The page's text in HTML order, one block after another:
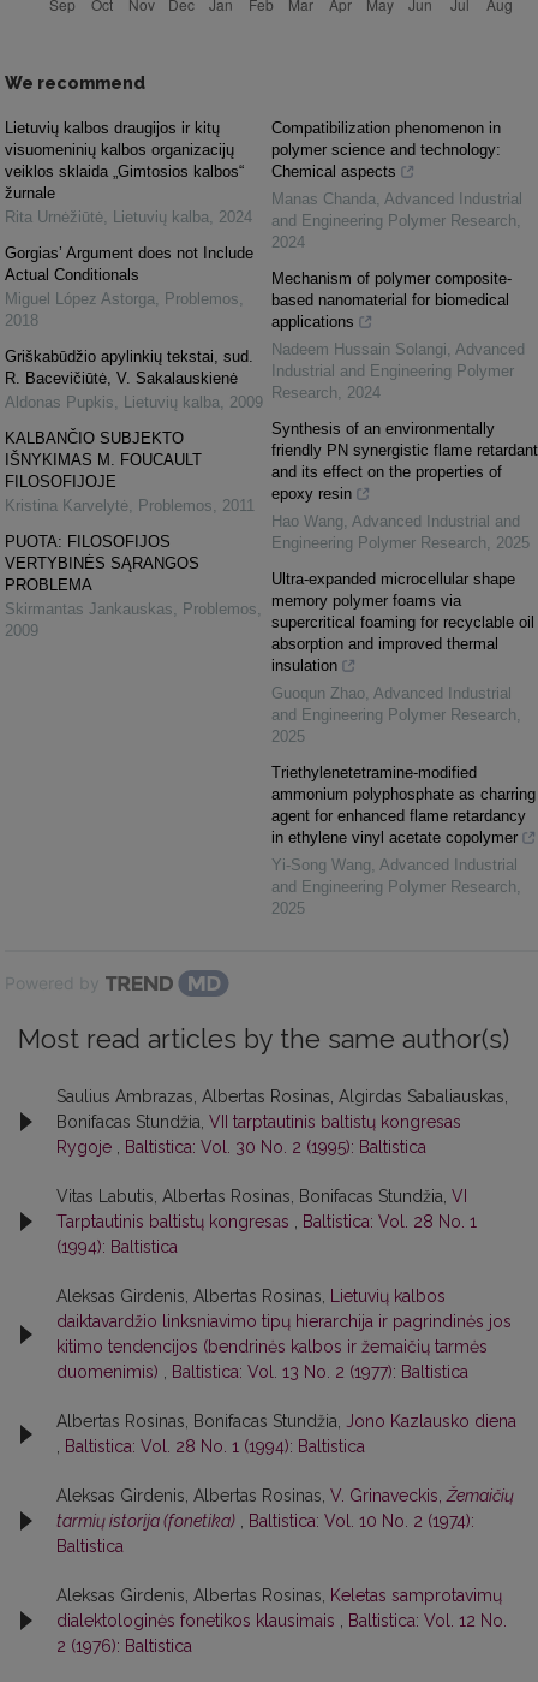
We recommend
Lietuvių kalbos draugijos ir kitų
visuomeninių kalbos organizacijų
veiklos sklaida „Gimtosios kalbos“
žurnale
Rita Urnėžiūtė
Lietuvių kalba
2024
Gorgias’ Argument does not Include
Actual Conditionals
Miguel López Astorga
Problemos
2018
Griškabūdžio apylinkių tekstai, sud.
R. Bacevičiūtė, V. Sakalauskienė
Aldonas Pupkis
Lietuvių kalba
2009
KALBANČIO SUBJEKTO
IŠNYKIMAS M. FOUCAULT
FILOSOFIJOJE
Kristina Karvelytė
Problemos
2011
PUOTA: FILOSOFIJOS
VERTYBINĖS SĄRANGOS
PROBLEMA
Skirmantas Jankauskas
Problemos
2009
Compatibilization phenomenon in
polymer science and technology:
Chemical aspects
Manas Chanda Advanced Industrial
and Engineering Polymer Research
2024
Mechanism of polymer composite-
based nanomaterial for biomedical
applications
Nadeem Hussain Solangi Advanced
Industrial and Engineering Polymer
Research
2024
Synthesis of an environmentally
friendly PN synergistic flame retardant
and its effect on the properties of
epoxy resin
Hao Wang Advanced Industrial and
Engineering Polymer Research
2025
Ultra-expanded microcellular shape
memory polymer foams via
supercritical foaming for recyclable oil
absorption and improved thermal
insulation
Guoqun Zhao Advanced Industrial
and Engineering Polymer Research
2025
Triethylenetetramine-modified
ammonium polyphosphate as charring
agent for enhanced flame retardancy
in ethylene vinyl acetate copolymer
Yi-Song Wang Advanced Industrial
and Engineering Polymer Research
2025
Powered by
Most read articles by the same author(s)
Saulius Ambrazas, Albertas Rosinas, Algirdas Sabaliauskas,
Bonifacas Stundžia, VII tarptautinis baltistų kongresas
Rygoje
Baltistica: Vol. 30 No. 2 (1995): Baltistica
Vitas Labutis, Albertas Rosinas, Bonifacas Stundžia, VI
Tarptautinis baltistų kongresas
Baltistica: Vol. 28 No. 1
(1994): Baltistica
Aleksas Girdenis, Albertas Rosinas,
Lietuvių kalbos
daiktavardžio linksniavimo tipų hierarchija ir pagrindinės jos
kitimo tendencijos (bendrinės kalbos ir žemaičių tarmės
duomenimis)
Baltistica: Vol. 13 No. 2 (1977): Baltistica
Albertas Rosinas, Bonifacas Stundžia,
Jono Kazlausko diena
Baltistica: Vol. 28 No. 1 (1994): Baltistica
Aleksas Girdenis, Albertas Rosinas, V. Grinaveckis, Žemaičių
tarmių istorija (fonetika)
Baltistica: Vol. 10 No. 2 (1974):
Baltistica
Aleksas Girdenis, Albertas Rosinas,
Keletas samprotavimų
dialektologinės fonetikos klausimais
Baltistica: Vol. 12 No.
2 (1976): Baltistica